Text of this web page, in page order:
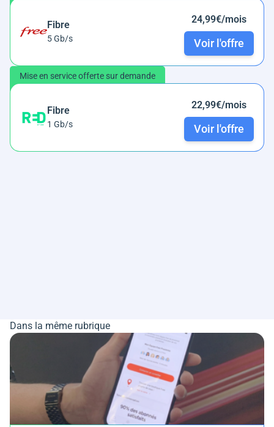
Fibre
5 Gb/s
24,99€/mois
Voir l'offre
Mise en service offerte sur demande
Fibre
1 Gb/s
22,99€/mois
Voir l'offre
Dans la même rubrique